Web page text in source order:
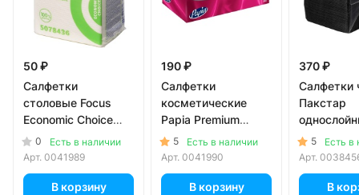
50 ₽
Салфетки
столовые Focus
Economic Choice
белые 1 слой (100
листов)
0
Есть в наличии
Арт. 0041989
В корзину
190 ₽
Салфетки
косметические
Papia Premium
белые 2 слоя (100
листов)
5
Есть в наличии
Арт. 0041990
В корзину
370 ₽
Салфетки
Пакстар
24х24см
5
Есть в
Арт.
В